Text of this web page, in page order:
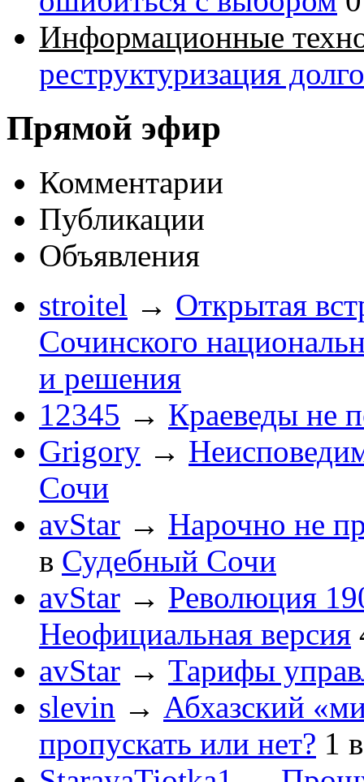
Информационные
реструктуризация
Прямой эфир
Комментарии
Публикации
Объявления
stroitel → Открытая
Сочинского
и решения
12345 → Краеведы не
Grigory →
Сочи
avStar → Нарочно не
в Судебный Сочи
avStar → Революция
Неофициальная версия
avStar → Тарифы
slevin → Абхазский
пропускать или нет? 1